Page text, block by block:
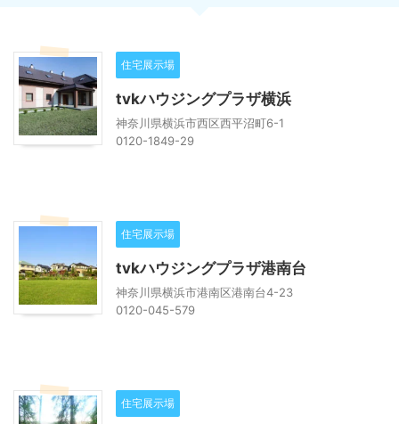
住宅展示場
tvkハウジングプラザ横浜
神奈川県横浜市西区西平沼町6-1
0120-1849-29
住宅展示場
tvkハウジングプラザ港南台
神奈川県横浜市港南区港南台4-23
0120-045-579
住宅展示場